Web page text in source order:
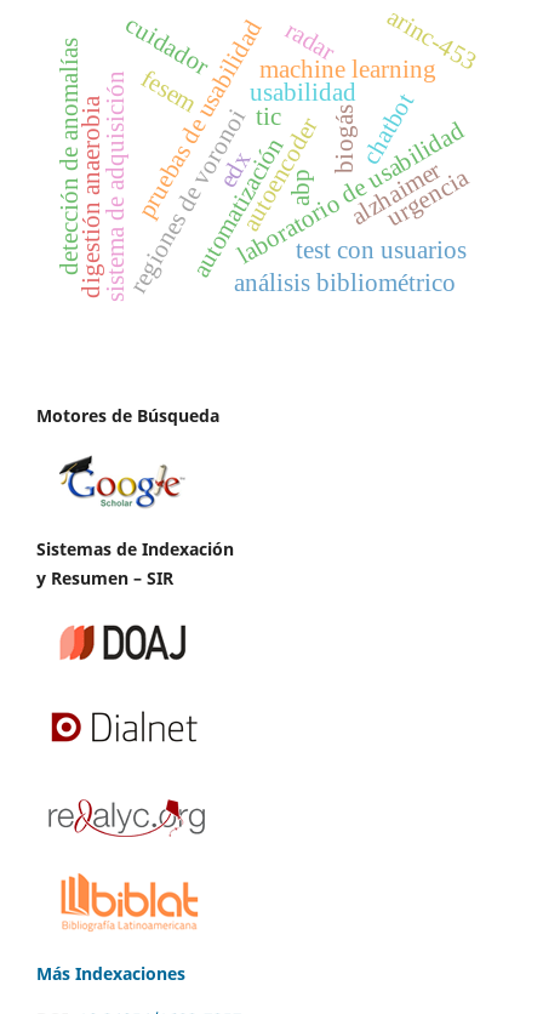
laboratorio de usabilidad
pruebas de usabilidad
test con usuarios
usabilidad
sistema de adquisición
digestión anaerobia automatización biogás
detección de anomalías autoencoder
machine learning
regiones de voronoi abp
fesem
edx
chatbot
alzhaimer
cuidador
urgencia
tic
análisis bibliométrico
radar arinc-453
Motores de Búsqueda
Sistemas de Indexación
y Resumen – SIR
Más Indexaciones